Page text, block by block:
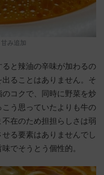
み追加
と辣油の辛味が加わるの
ることはありません。そ
コクで、同時に野菜を炒
う思っていたよりも牛の
在のため担担らしさは弱
る要素はありませんでし
でそうとう個性的。